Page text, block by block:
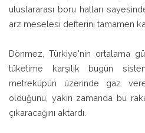
uluslararası boru hatları
arz meselesi defterini tamamen
Dönmez, Türkiye'nin ortalama
tüketime karşılık bugün
metreküpün üzerinde gaz
olduğunu, yakın zamanda bu
çıkaracağını aktardı.